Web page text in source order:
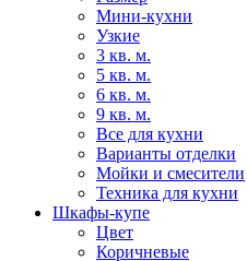
Мини-кухни
Узкие
3 кв. м.
5 кв. м.
6 кв. м.
9 кв. м.
Все для кухни
Варианты отделки
Мойки и смесители
Техника для кухни
Шкафы-купе
Цвет
Коричневые